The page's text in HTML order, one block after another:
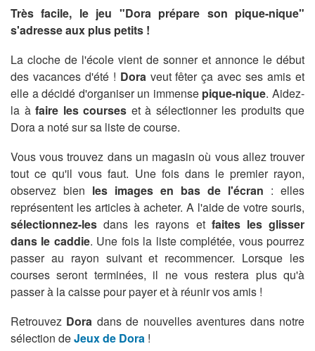
Très facile, le jeu "Dora prépare son pique-nique"
s'adresse aux plus petits !
La cloche de l'école vient de sonner et annonce le début
des vacances d'été ! Doraveut fêter ça avec ses amis et
elle a décidé d'organiser un immense pique-nique. Aidez-
la à faire les courses et à sélectionner les produits que
Dora a noté sur sa liste de course.
Vous vous trouvez dans un magasin où vous allez trouver
tout ce qu'il vous faut. Une fois dans le premier rayon,
observez bien les images en bas de l'écran : elles
représentent les articles à acheter. A l'aide de votre souris,
sélectionnez-les dans les rayons et faites les glisser
dans le caddie. Une fois la liste complétée, vous pourrez
passer au rayon suivant et recommencer. Lorsque les
courses seront terminées, il ne vous restera plus qu'à
passer à la caisse pour payer et à réunir vos amis !
Retrouvez Dora dans de nouvelles aventures dans notre
sélection deJeux de Dora !